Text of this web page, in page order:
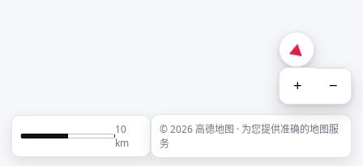
+ −
10
km
© 2026 高德地图 · 为您提供准确的地图服
务